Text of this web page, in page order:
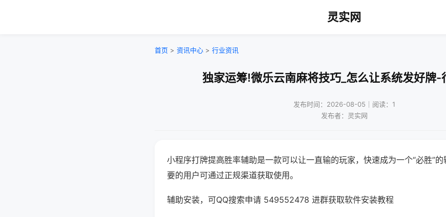
灵实网
首页 > 资讯中心 > 行业资讯
独家运筹!微乐云南麻将技巧_怎么让系统发好牌-
发布时间：2026-08-05｜阅读：1
发布者：灵实网
小程序打牌提高胜率辅助是一款可以让一直输的玩家，快速成为一个“必胜”
要的用户可通过正规渠道获取使用。
辅助安装，可QQ搜索申请 549552478 进群获取软件安装教程